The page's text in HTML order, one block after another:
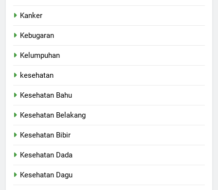
Kanker
Kebugaran
Kelumpuhan
kesehatan
Kesehatan Bahu
Kesehatan Belakang
Kesehatan Bibir
Kesehatan Dada
Kesehatan Dagu